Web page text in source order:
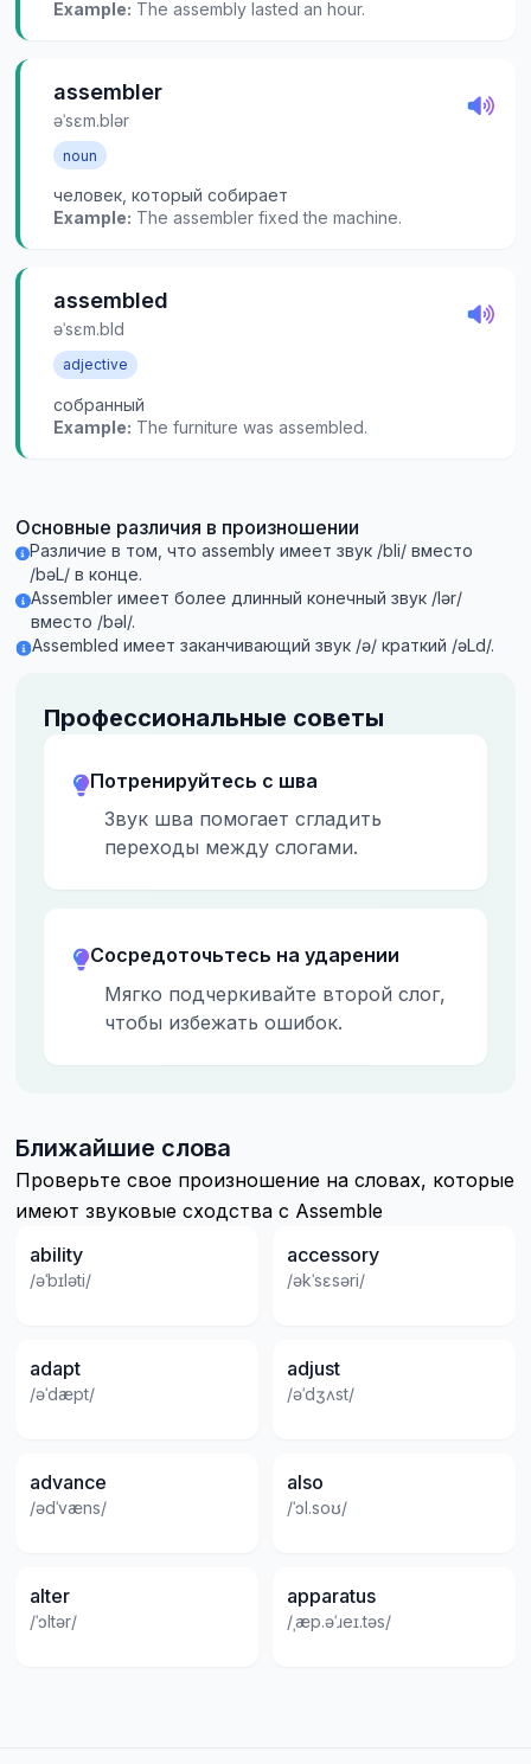
Example: The assembly lasted an hour.
assembler
əˈsɛm.blər
noun
человек, который собирает
Example: The assembler fixed the machine.
assembled
əˈsɛm.bld
adjective
собранный
Example: The furniture was assembled.
Основные различия в произношении
Различие в том, что assembly имеет звук /bli/ вместо
/bəL/ в конце.
Assembler имеет более длинный конечный звук /lər/
вместо /bəl/.
Assembled имеет заканчивающий звук /ə/ краткий /əLd/.
Профессиональные советы
Потренируйтесь с шва
Звук шва помогает сгладить
переходы между слогами.
Сосредоточьтесь на ударении
Мягко подчеркивайте второй слог,
чтобы избежать ошибок.
Ближайшие слова
Проверьте свое произношение на словах, которые
имеют звуковые сходства с Assemble
ability
/əˈbɪləti/
accessory
/əkˈsɛsəri/
adapt
/əˈdæpt/
adjust
/əˈdʒʌst/
advance
/ədˈvæns/
also
/ˈɔl.soʊ/
alter
/ˈɔltər/
apparatus
/ˌæp.əˈɹeɪ.təs/